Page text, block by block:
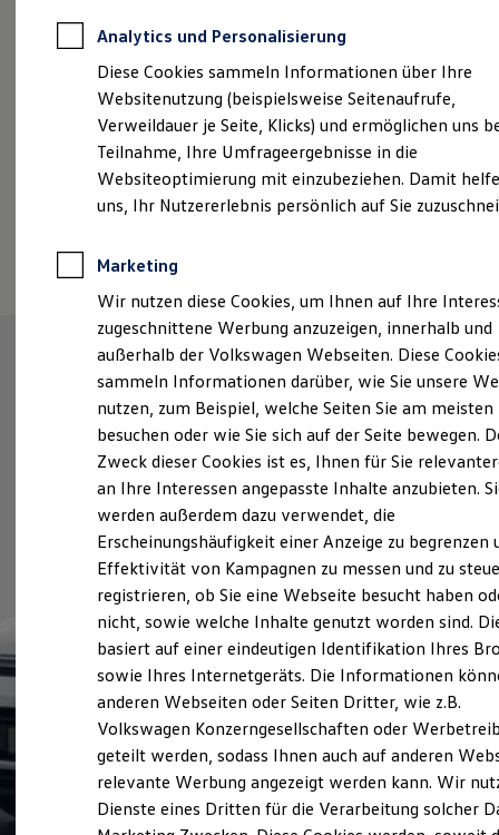
Autokredit mit Schlussrate
Versicherungen und Garantien
Kfz-Versicherung
Restschuldversicherungen
Garantien
Wartungsverträge
Geschäftskunden
Professional Class bei Volkswagen
Großkunden
Behörden
Anpfiff zum Gewinn
Elektroautos
ID. Tutorials
Der neue ID. Polo
Der ID.4
Der ID.4 GTX
Der ID.5 GTX
Der ID.7 GTX
Der ID.7 Tourer
Der ID.7 GTX Tourer
Der neue ID. Cross
Elektrofahrzeugkonzepte
ID. EVERY1
Reichweite
Reichweite der ID. Modelle
Reichweite im Winter
Rekuperation
Laden unterwegs
Laden Zuhause
Ladestationen finden
Ladezeitensimulator
Batterie
Sicherheit
Garantie und Lebensdauer
Analytics und Personalisierung
Diese Cookies sammeln Informationen über Ihre
Websitenutzung (beispielsweise Seitenaufrufe,
Verweildauer je Seite, Klicks) und ermöglichen uns
Teilnahme, Ihre Umfrageergebnisse in die
Websiteoptimierung mit einzubeziehen. Damit
uns, Ihr Nutzererlebnis persönlich auf Sie
Marketing
Wir nutzen diese Cookies, um Ihnen auf Ihre
zugeschnittene Werbung anzuzeigen, innerhalb und
außerhalb der Volkswagen Webseiten. Diese
sammeln Informationen darüber, wie Sie unsere
nutzen, zum Beispiel, welche Seiten Sie am meisten
besuchen oder wie Sie sich auf der Seite bewegen.
Zweck dieser Cookies ist es, Ihnen für Sie
an Ihre Interessen angepasste Inhalte anzubieten.
werden außerdem dazu verwendet, die
Erscheinungshäufigkeit einer Anzeige zu begrenzen
Effektivität von Kampagnen zu messen und zu
registrieren, ob Sie eine Webseite besucht haben
nicht, sowie welche Inhalte genutzt worden sind.
basiert auf einer eindeutigen Identifikation Ihres
sowie Ihres Internetgeräts. Die Informationen
anderen Webseiten oder Seiten Dritter, wie z.B.
Volkswagen Konzerngesellschaften oder
geteilt werden, sodass Ihnen auch auf anderen
relevante Werbung angezeigt werden kann. Wir
Dienste eines Dritten für die Verarbeitung solcher